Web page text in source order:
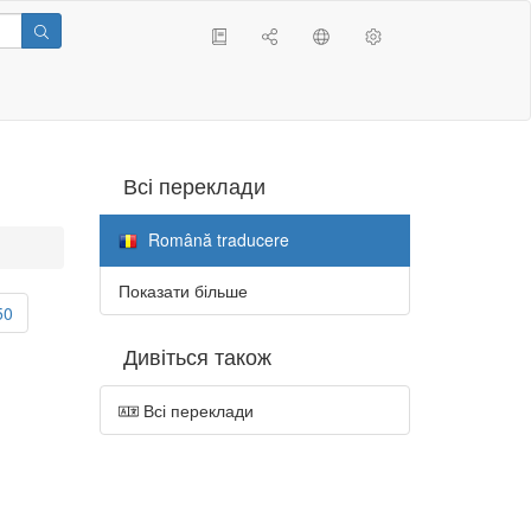
Всі переклади
Română traducere
Показати більше
Дивіться також
Всі переклади